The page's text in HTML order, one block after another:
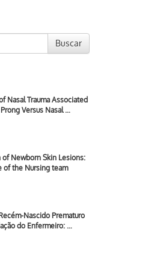
Buscar
Nasal Trauma Associated
Versus Nasal …
of Newborn Skin Lesions:
of the Nursing team
Nascido Prematuro
do Enfermeiro: …